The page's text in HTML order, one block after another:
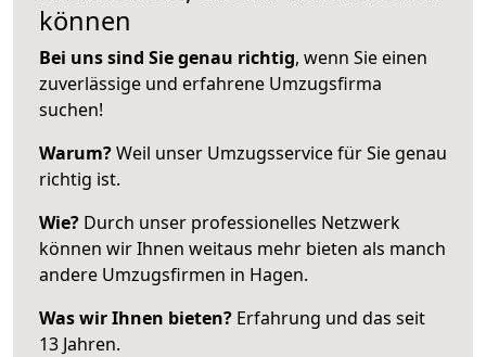
können
Bei uns sind Sie genau richtig, wenn Sie einen
zuverlässige und erfahrene Umzugsfirma
suchen!
Warum?Weil unser Umzugsservice für Sie genau
richtig ist.
Wie? Durch unser professionelles Netzwerk
können wir Ihnen weitaus mehr bieten als manch
andere Umzugsfirmen in Hagen.
Was wir Ihnen bieten? Erfahrung und das seit
13 Jahren.